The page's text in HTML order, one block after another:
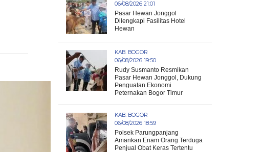
06/08/2026 21:01
Pasar Hewan Jonggol
Dilengkapi Fasilitas Hotel
Hewan
KAB. BOGOR
06/08/2026 19:50
Rudy Susmanto Resmikan
Pasar Hewan Jonggol, Dukung
Penguatan Ekonomi
Peternakan Bogor Timur
KAB. BOGOR
06/08/2026 18:59
Polsek Parungpanjang
Amankan Enam Orang Terduga
Penjual Obat Keras Tertentu